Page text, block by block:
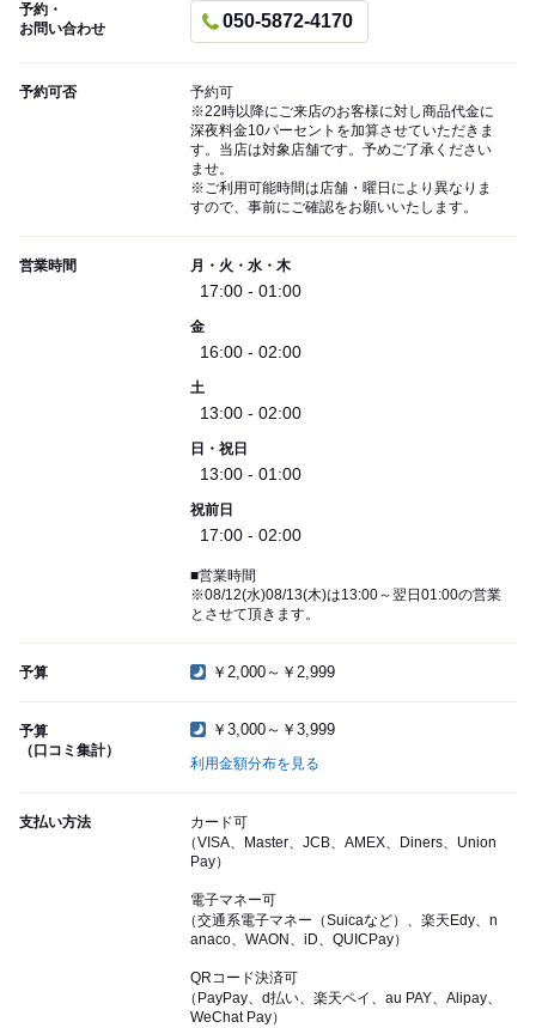
予約・
お問い合わせ
050-5872-4170
予約可否
予約可
※22時以降にご来店のお客様に対し商品代金に
深夜料金10パーセントを加算させていただきま
す。当店は対象店舗です。予めご了承ください
ませ。
※ご利用可能時間は店舗・曜日により異なりま
すので、事前にご確認をお願いいたします。
営業時間 月・火・水・木
17:00 - 01:00
金
16:00 - 02:00
土
13:00 - 02:00
日・祝日
13:00 - 01:00
祝前日
17:00 - 02:00
■営業時間
※08/12(水)08/13(木)は13:00～翌日01:00の営業
とさせて頂きます。
予算 ￥2,000～￥2,999
予算
（口コミ集計）
￥3,000～￥3,999
利用金額分布を見る
支払い方法
カード可
（VISA、Master、JCB、AMEX、Diners、Union
Pay）
電子マネー可
（交通系電子マネー（Suicaなど）、楽天Edy、n
anaco、WAON、iD、QUICPay）
QRコード決済可
（PayPay、d払い、楽天ペイ、au PAY、Alipay、
WeChat Pay）